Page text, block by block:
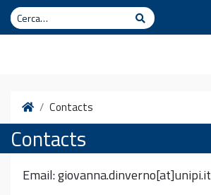
Cerca
Cerca
HomeContacts
Contacts
Email: giovanna.dinverno[at]unipi.it